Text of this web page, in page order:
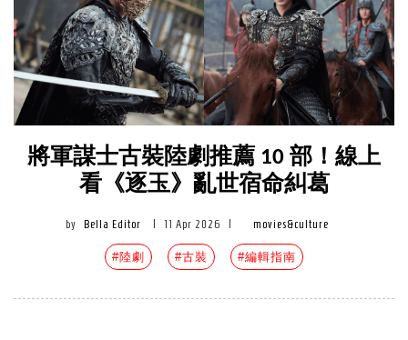
將軍謀士古裝陸劇推薦 10 部！線上
看《逐玉》亂世宿命糾葛
by Bella Editor 11 Apr 2026 movies&culture
#陸劇 #古裝 #編輯指南